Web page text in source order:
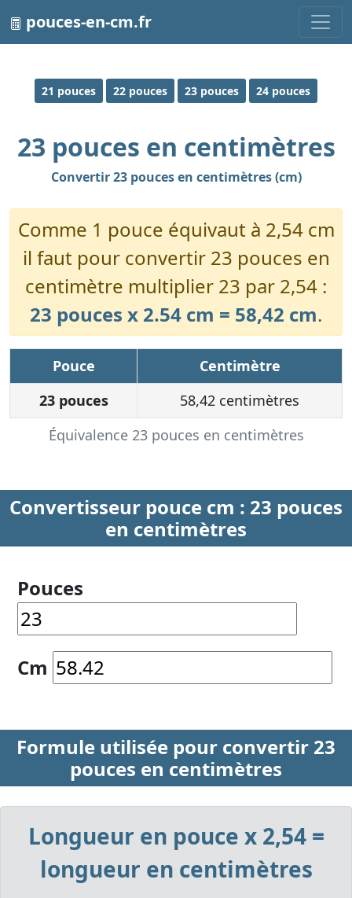
pouces-en-cm.fr
21 pouces 22 pouces 23 pouces 24 pouces
23 pouces en centimètres
Convertir 23 pouces en centimètres (cm)
Comme 1 pouce équivaut à 2,54 cm
il faut pour convertir 23 pouces en
centimètre multiplier 23 par 2,54 :
23 pouces x 2.54 cm = 58,42 cm.
Équivalence 23 pouces en centimètres
Pouce
Centimètre
23 pouces
58,42 centimètres
Convertisseur pouce cm : 23 pouces
en centimètres
Pouces
Cm
Formule utilisée pour convertir 23
pouces en centimètres
Longueur en pouce x 2,54 =
longueur en centimètres